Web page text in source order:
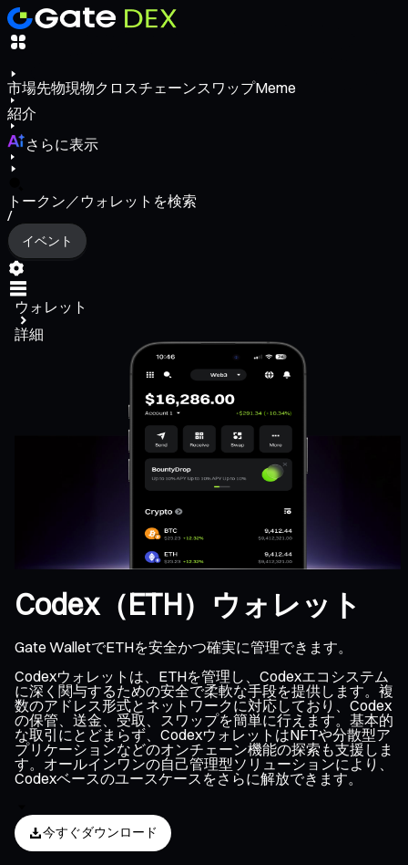
市場先物現物クロスチェーンスワップMeme
紹介
さらに表示
トークン／ウォレットを検索
/
イベント
ウォレット
詳細
Codex（ETH）ウォレット
Gate WalletでETHを安全かつ確実に管理できます。
Codexウォレットは、ETHを管理し、Codexエコシステム
に深く関与するための安全で柔軟な手段を提供します。複
数のアドレス形式とネットワークに対応しており、Codex
の保管、送金、受取、スワップを簡単に行えます。基本的
な取引にとどまらず、CodexウォレットはNFTや分散型ア
プリケーションなどのオンチェーン機能の探索も支援しま
す。オールインワンの自己管理型ソリューションにより、
Codexベースのユースケースをさらに解放できます。
今すぐダウンロード